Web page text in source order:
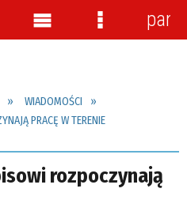
WIADOMOŚCI
PRACĘ W TERENIE
rozpoczynają
Menu
Menu
panel